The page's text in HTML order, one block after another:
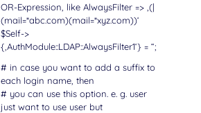
OR-Expression, like AlwaysFilter => ‚(|
(mail=*abc.com)(mail=*xyz.com))‘
$Self->
{‚AuthModule::LDAP::AlwaysFilter1‘} = “;
# in case you want to add a suffix to
each login name, then
# you can use this option. e. g. user
just want to use user but